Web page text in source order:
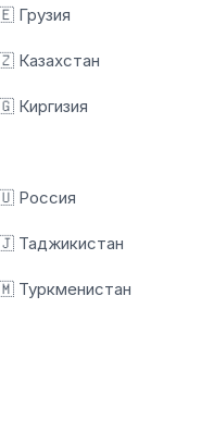
Грузия
Казахстан
Киргизия
Россия
Таджикистан
Туркменистан